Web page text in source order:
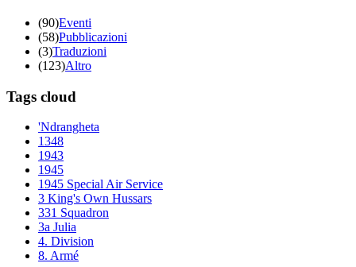
(90)Eventi
(58)Pubblicazioni
(3)Traduzioni
(123)Altro
Tags cloud
'Ndrangheta
1348
1943
1945
1945 Special Air Service
3 King's Own Hussars
331 Squadron
3a Julia
4. Division
8. Armé